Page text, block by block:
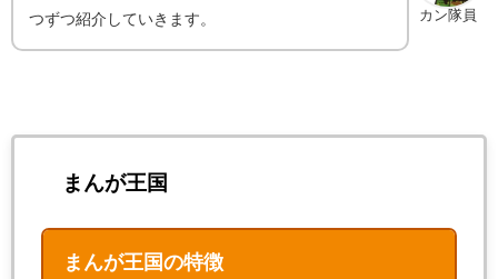
カン隊員
つずつ紹介していきます。
まんが王国
まんが王国の特徴